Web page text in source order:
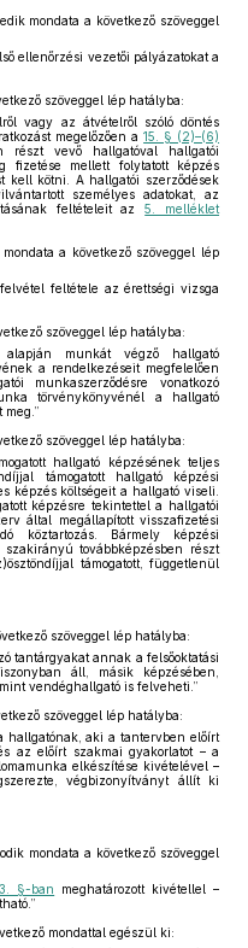
mondata a következő szöveggel
ellenőrzési vezetői pályázatokat a
szöveggel lép hatályba:
vagy az átvételről szóló döntés
megelőzően a15. § (2)–(6)
részt vevő hallgatóval hallgatói
fizetése mellett folytatott képzés
kell kötni. A hallgatói szerződések
személyes adatokat, az
feltételeit az5. melléklet
a következő szöveggel lép
felvétel feltétele az érettségi vizsga
szöveggel lép hatályba:
alapján munkát végző hallgató
a rendelkezéseit megfelelően
munkaszerződésre vonatkozó
törvénykönyvénél a hallgató
szöveggel lép hatályba:
hallgató képzésének teljes
támogatott hallgató képzési
képzés költségeit a hallgató viseli.
képzésre tekintettel a hallgatói
által megállapított visszafizetési
köztartozás. Bármely képzési
továbbképzésben részt
támogatott, függetlenül
szöveggel lép hatályba:
tantárgyakat annak a felsőoktatási
áll, másik képzésében,
vendéghallgató is felveheti.”
szöveggel lép hatályba:
hallgatónak, aki a tantervben előírt
az előírt szakmai gyakorlatot – a
elkészítése kivételével –
végbizonyítványt állít ki
mondata a következő szöveggel
§-ban meghatározott kivétellel –
mondattal egészül ki: